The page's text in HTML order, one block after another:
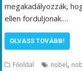
megakadályozzák,
ellen forduljonak.…
OLVASS TOVÁBB!
Főoldal nobel,